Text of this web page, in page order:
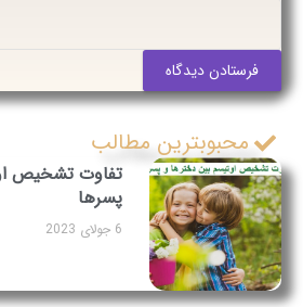
فرستادن دیدگاه
محبوبترین مطالب
تفاوت تشخیص
پسرها
6 جولای 2023